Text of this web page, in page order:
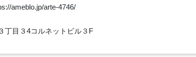
ameblo.jp/arte-4746/
丁目３4コルネットビル３F